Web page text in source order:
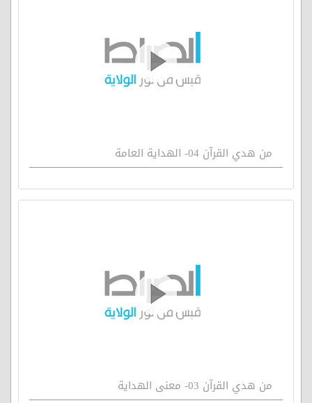
من هدي القرآن 04- الهداية العامة
من هدي القرآن 03- معنى الهداية